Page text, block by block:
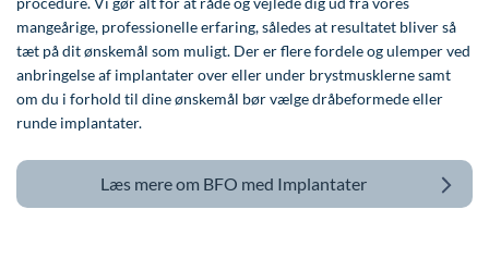
mangeårige, professionelle erfaring, således at resultatet bliver så
tæt på dit ønskemål som muligt. Der er flere fordele og ulemper ved
anbringelse af implantater over eller under brystmusklerne samt
om du i forhold til dine ønskemål bør vælge dråbeformede eller
runde implantater.
Læs mere om BFO med Implantater